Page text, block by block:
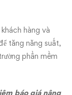
hàng và
tăng năng suất,
phần mềm
báo giá nâng